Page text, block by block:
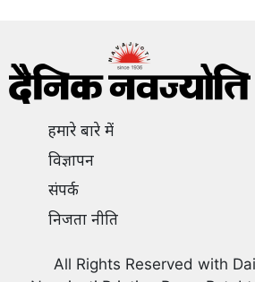
हमारे बारे में
विज्ञापन
संपर्क
निजता नीति
All Rights Reserved with